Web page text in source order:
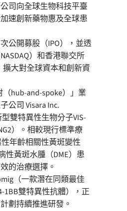
司向全球生物科技平臺
速創新藥物惠及全球患
公開募股（IPO），並透
）和香港聯交所
擴大對全球資本和創新資
hub-and-spoke）」業
公司 Visara Inc.
雙特異性生物分子VIS-
）。相較現行標準療
性年齡相關性黃斑變性
性黃斑水腫（DME）患
的治療選擇。
（一款潛在同類最佳
1BB雙特異性抗體），正
劃持續推進研發。